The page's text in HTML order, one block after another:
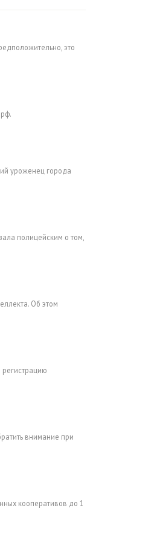
это
уроженец города
полицейским о том,
Об этом
внимание при
кооперативов до 1